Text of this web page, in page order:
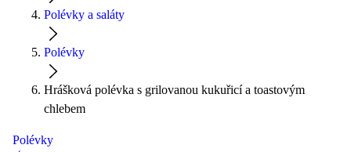
Polévky a saláty
Polévky
Hrášková polévka s grilovanou kukuřicí a toastovým
chlebem
Polévky